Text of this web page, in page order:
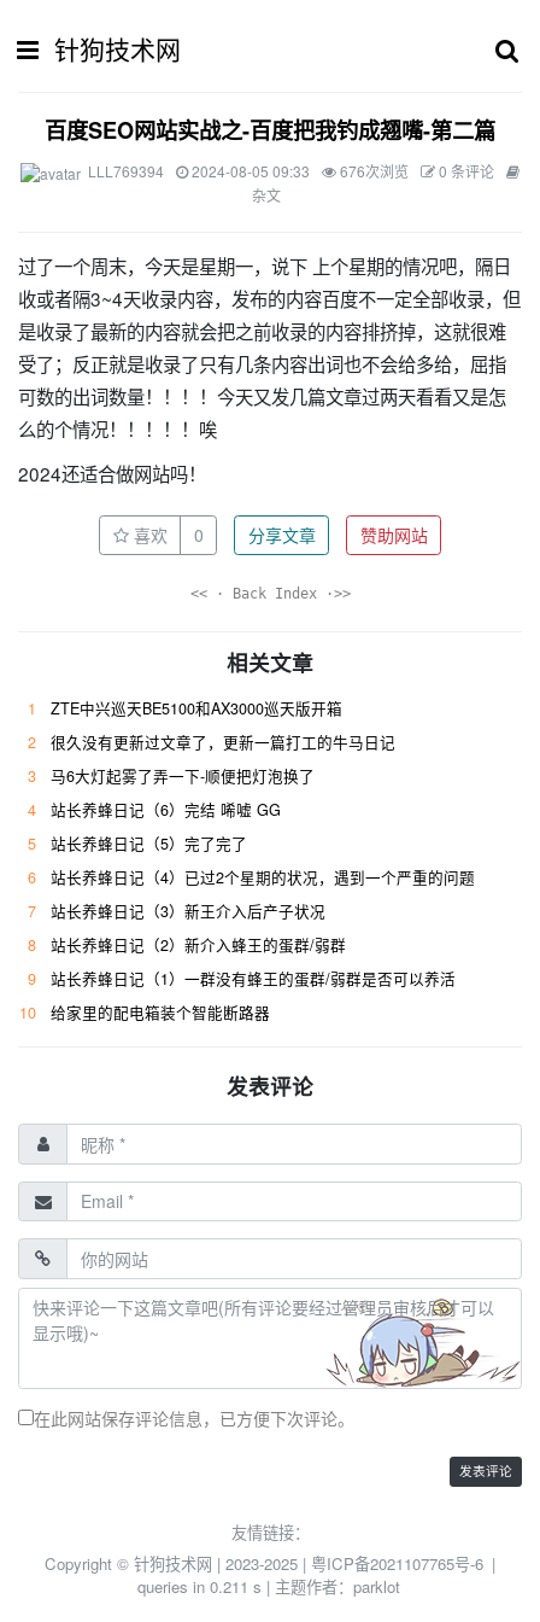
针狗技术网
百度SEO网站实战之-百度把我钓成翘嘴-第二篇
LLL769394 2024-08-05 09:33 676次浏览
0 条评论
杂文
过了一个周末，今天是星期一，说下 上个星期的情况吧，隔日
收或者隔3~4天收录内容，发布的内容百度不一定全部收录，但
是收录了最新的内容就会把之前收录的内容排挤掉，这就很难
受了；反正就是收录了只有几条内容出词也不会给多给，屈指
可数的出词数量！！！！今天又发几篇文章过两天看看又是怎
么的个情况！！！！！唉
2024还适合做网站吗！
喜欢 0 分享文章 赞助网站
<< · Back Index ·>>
相关文章
1
ZTE中兴巡天BE5100和AX3000巡天版开箱
2
很久没有更新过文章了，更新一篇打工的牛马日记
3
马6大灯起雾了弄一下-顺便把灯泡换了
4
站长养蜂日记（6）完结 唏嘘 GG
5
站长养蜂日记（5）完了完了
6
站长养蜂日记（4）已过2个星期的状况，遇到一个严重的问题
7
站长养蜂日记（3）新王介入后产子状况
8
站长养蜂日记（2）新介入蜂王的蛋群/弱群
9
站长养蜂日记（1）一群没有蜂王的蛋群/弱群是否可以养活
10
给家里的配电箱装个智能断路器
发表评论
在此网站保存评论信息，已方便下次评论。
友情链接：
Copyright © 针狗技术网 | 2023-2025 | 粤ICP备2021107765号-6 |
queries in 0.211 s | 主题作者： parklot